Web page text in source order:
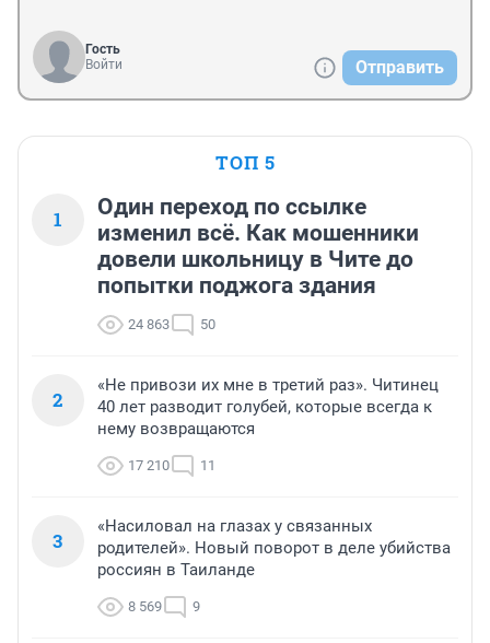
Гость
Войти
Отправить
ТОП 5
1
Один переход по ссылке
изменил всё. Как мошенники
довели школьницу в Чите до
попытки поджога здания
24 863 50
2
«Не привози их мне в третий раз». Читинец
40 лет разводит голубей, которые всегда к
нему возвращаются
17 210 11
3
«Насиловал на глазах у связанных
родителей». Новый поворот в деле убийства
россиян в Таиланде
8 569 9